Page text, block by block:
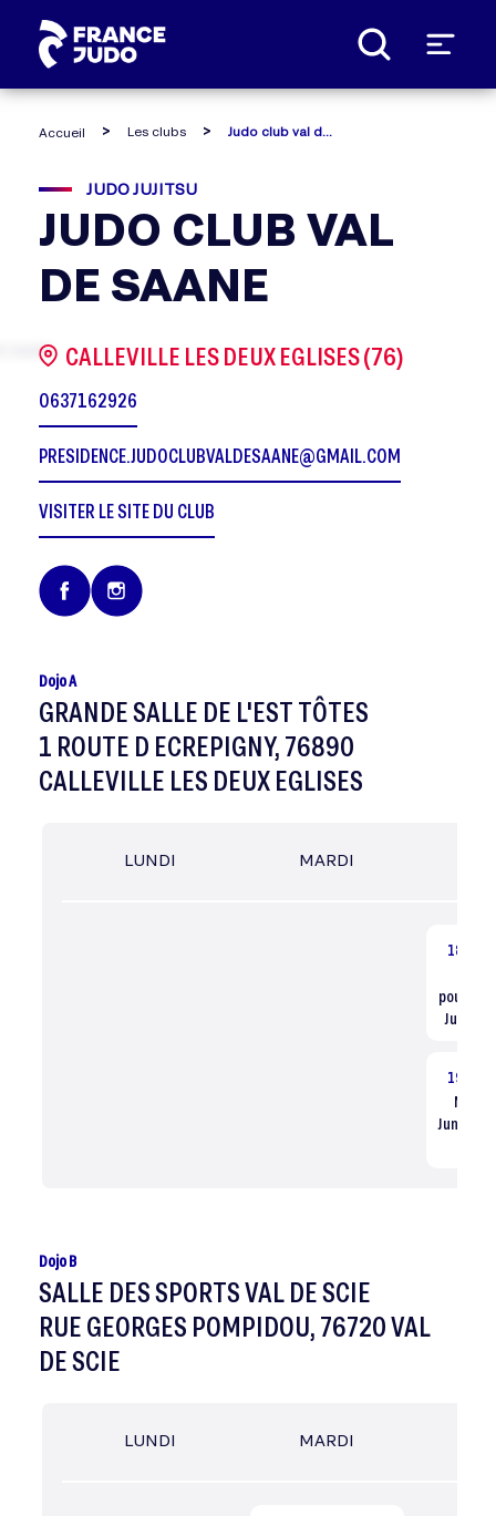
Accueil Les clubs
JUDO JUJITSU
JUDO CLUB VAL
DE SAANE
CALLEVILLE LES DEUX EGLISES (76)
0637162926
PRESIDENCE.JUDOCLUBVALDESAANE@GMAIL.COM
VISITER LE SITE DU CLUB
Dojo A
GRANDE SALLE DE L'EST TÔTES
1 ROUTE D ECREPIGNY, 76890
CALLEVILLE LES DEUX EGLISES
LUNDI MARDI
18:00
Judo /
19:00
Juniors
Dojo B
SALLE DES SPORTS VAL DE SCIE
RUE GEORGES POMPIDOU, 76720 VAL
DE SCIE
LUNDI MARDI